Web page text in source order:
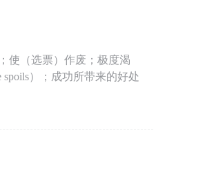
使（选票）作废；极度渴
）；成功所带来的好处